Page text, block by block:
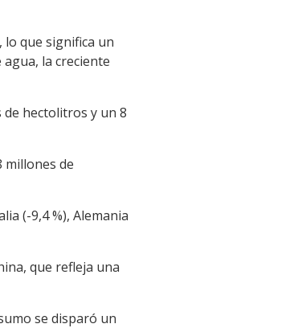
lo que significa un
la creciente
de hectolitros y un 8
millones de
(-9,4 %), Alemania
que refleja una
se disparó un